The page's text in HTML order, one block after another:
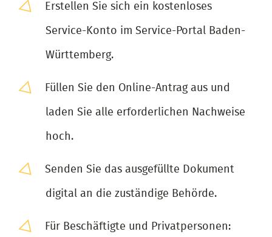
Erstellen Sie sich ein kostenloses
Service-Konto im Service-Portal Baden-
Württemberg.
Füllen Sie den Online-Antrag aus und
laden Sie alle erforderlichen Nachweise
hoch.
Senden Sie das ausgefüllte Dokument
digital an die zuständige Behörde.
Für Beschäftigte und Privatpersonen: